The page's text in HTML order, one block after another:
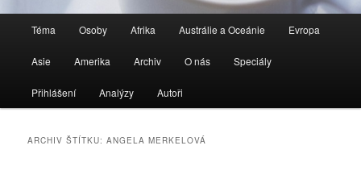
navigační
Téma Osoby Afrika Austrálie a Oceánie Evropa
Asie Amerika Archiv O nás Speciály
Přihlášení Analýzy Autoři
ARCHIV ŠTÍTKU:ANGELA MERKELOVÁ